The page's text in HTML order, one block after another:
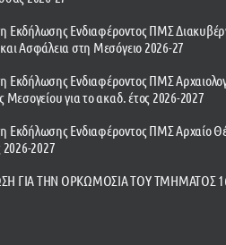
Εκδήλωσης Ενδιαφέροντος ΠΜΣ
Ασφάλεια στη Μεσόγειο 2026-27
Εκδήλωσης Ενδιαφέροντος ΠΜΣ
Μεσογείου για το ακαδ. έτος 2026-2027
Εκδήλωσης Ενδιαφέροντος ΠΜΣ Αρχαίο
2027
ΓΙΑ ΤΗΝ ΟΡΚΩΜΟΣΙΑ ΤΟΥ ΤΜΗΜΑΤΟΣ